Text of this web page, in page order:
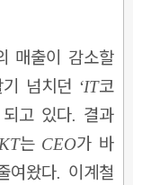
매출이 감소할
넘치던 ‘IT코
고 있다. 결과
는 CEO가 바
여왔다. 이계철